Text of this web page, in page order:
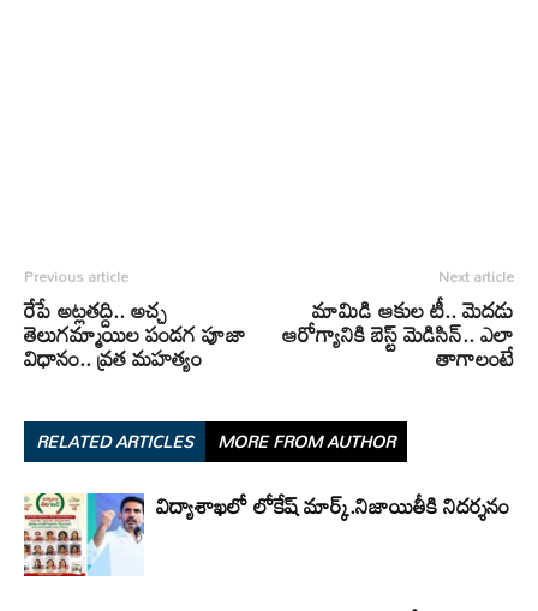
Previous article
రేపే అట్లతద్ది.. అచ్చ
తెలుగమ్మాయిల పండగ పూజా
విధానం.. వ్రత మహత్యం
Next article
మామిడి ఆకుల టీ.. మెదడు
ఆరోగ్యానికి బెస్ట్ మెడిసిన్.. ఎలా
తాగాలంటే
RELATED ARTICLES MORE FROM AUTHOR
విద్యాశాఖలో లోకేష్ మార్క్.నిజాయితీకి నిదర్శనం